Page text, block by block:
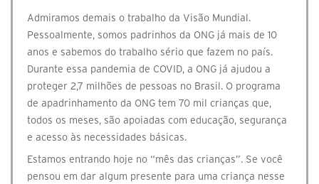
Admiramos demais o trabalho da Visão Mundial.
Pessoalmente, somos padrinhos da ONG já mais de 10
anos e sabemos do trabalho sério que fazem no país.
Durante essa pandemia de COVID, a ONG já ajudou a
proteger 2,7 milhões de pessoas no Brasil. O programa
de apadrinhamento da ONG tem 70 mil crianças que,
todos os meses, são apoiadas com educação, segurança
e acesso às necessidades básicas.
Estamos entrando hoje no “mês das crianças”. Se você
pensou em dar algum presente para uma criança nesse